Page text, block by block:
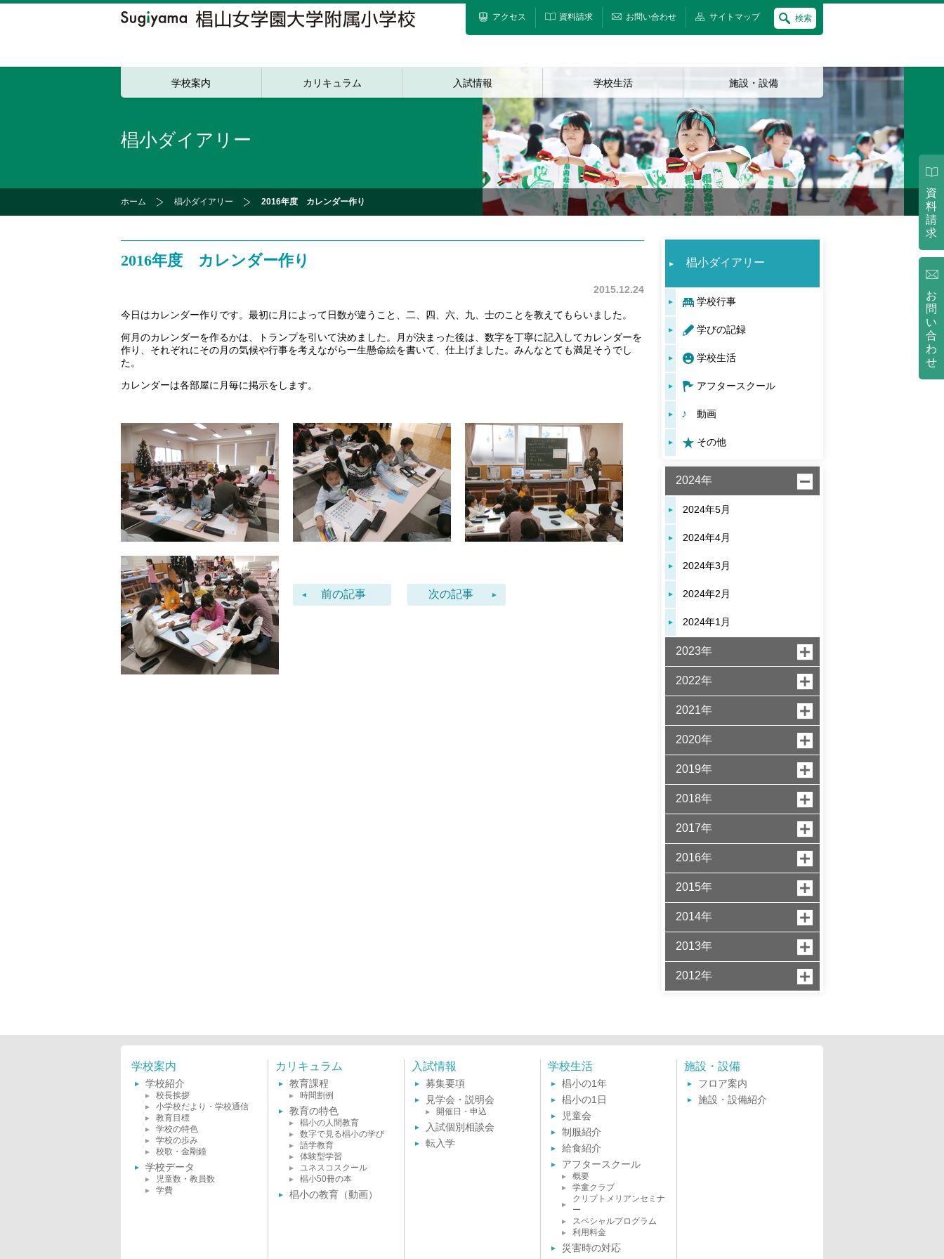
アクセス 資料請求 お問い合わせ サイトマップ 検索
学校案内 カリキュラム 入試情報 学校生活 施設・設備
椙小ダイアリー
ホーム 椙小ダイアリー 2016年度 カレンダー作り
2016年度 カレンダー作り
2015.12.24
今日はカレンダー作りです。最初に月によって日数が違うこと、二、四、六、九、士のことを教えてもらいました。
何月のカレンダーを作るかは、トランプを引いて決めました。月が決まった後は、数字を丁寧に記入してカレンダーを
作り、それぞれにその月の気候や行事を考えながら一生懸命絵を書いて、仕上げました。みんなとても満足そうでし
た。
カレンダーは各部屋に月毎に掲示をします。
前の記事 次の記事
椙小ダイアリー
学校行事
学びの記録
学校生活
アフタースクール
動画
その他
2024年
2024年5月
2024年4月
2024年3月
2024年2月
2024年1月
2023年
2022年
2021年
2020年
2019年
2018年
2017年
2016年
2015年
2014年
2013年
2012年
資
料
請
求
お
問
い
合
わ
せ
学校案内
学校紹介
校長挨拶
小学校だより・学校通信
教育目標
学校の特色
学校の歩み
校歌・金剛鐘
学校データ
児童数・教員数
学費
カリキュラム
教育課程
時間割例
教育の特色
椙小の人間教育
数字で見る椙小の学び
語学教育
体験型学習
ユネスコスクール
椙小50冊の本
椙小の教育（動画）
入試情報
募集要項
見学会・説明会
開催日・申込
入試個別相談会
転入学
学校生活
椙小の1年
椙小の1日
児童会
制服紹介
給食紹介
アフタースクール
概要
学童クラブ
クリプトメリアンセミナ
ー
スペシャルプログラム
利用料金
災害時の対応
施設・設備
フロア案内
施設・設備紹介